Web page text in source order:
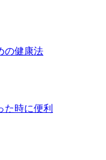
の健康法
た時に便利